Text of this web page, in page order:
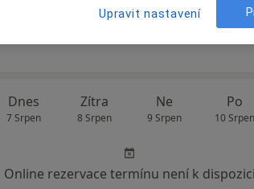
Dnes
7 Srpen
Zítra
8 Srpen
Ne
9 Srpen
Po
10 Srpen
Online rezervace termínu není k dispozici
Upravit nastavení